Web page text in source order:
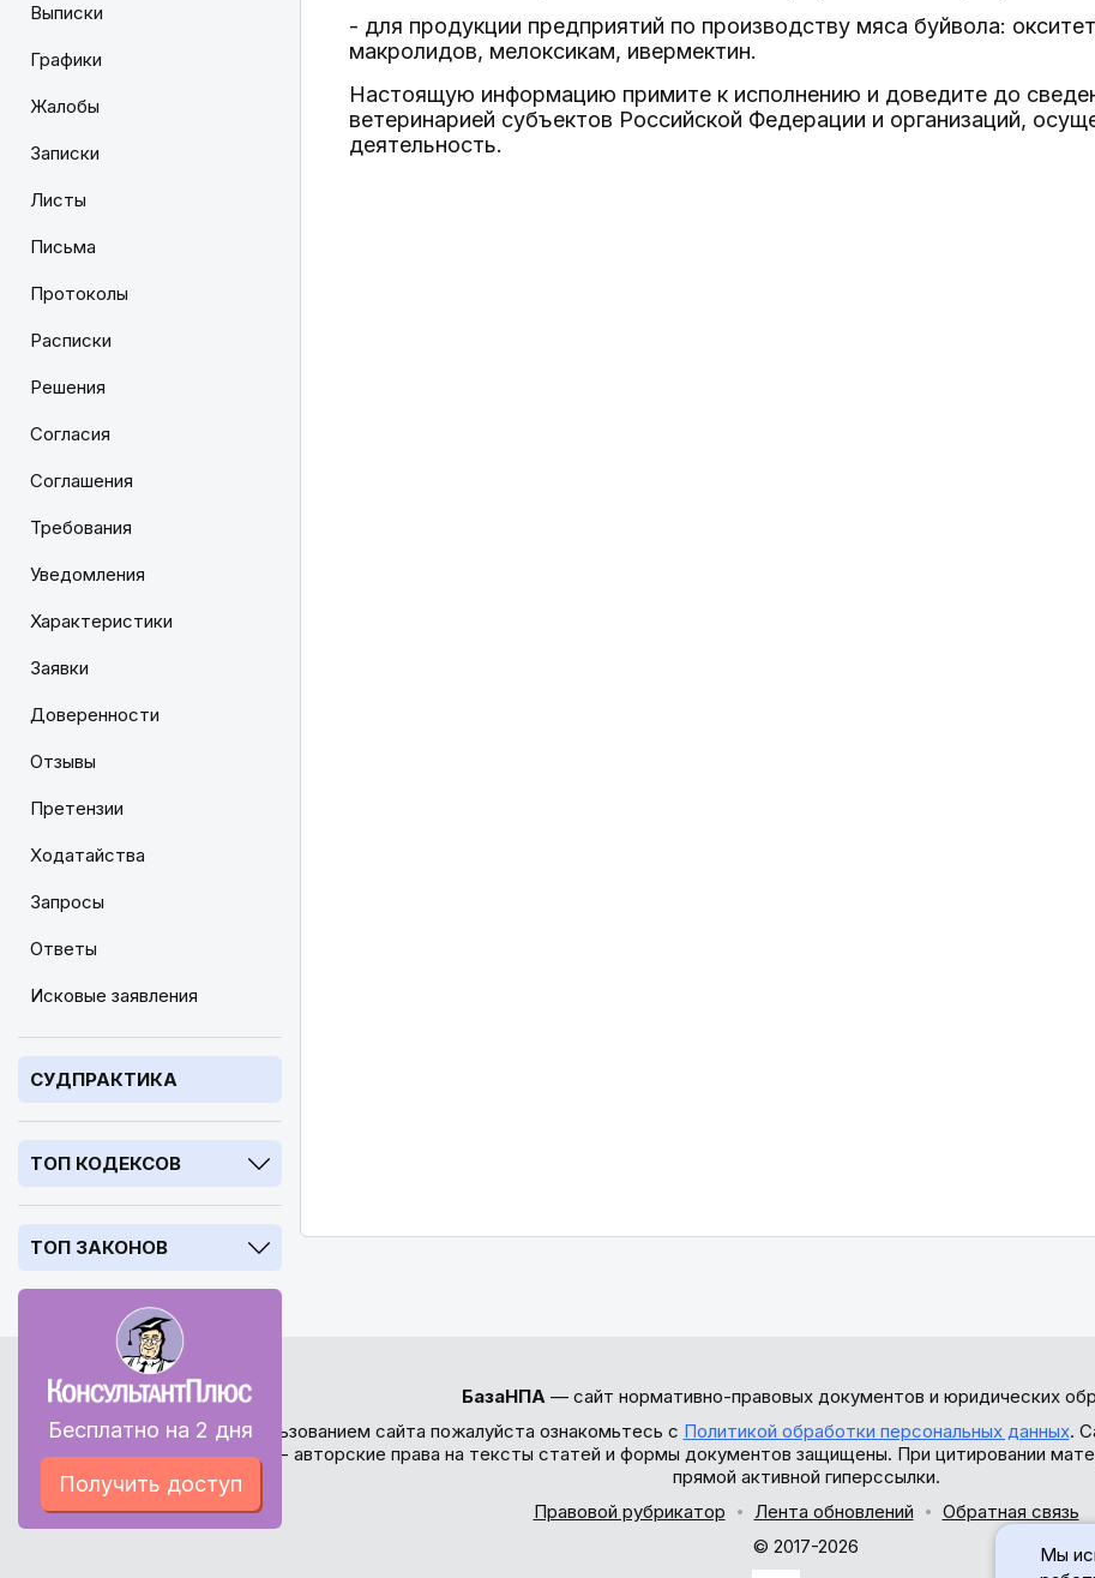
Выписки
Графики
Жалобы
Записки
Листы
Письма
Протоколы
Расписки
Решения
Согласия
Соглашения
Требования
Уведомления
Характеристики
Заявки
Доверенности
Отзывы
Претензии
Ходатайства
Запросы
Ответы
Исковые заявления
СУДПРАКТИКА
ТОП КОДЕКСОВ
ТОП ЗАКОНОВ
Бесплатно на 2 дня
Получить доступ
- для продукции предприятий по производству мяса буйвола:
макролидов, мелоксикам, ивермектин.
Настоящую информацию примите к исполнению и доведите до
ветеринарией субъектов Российской Федерации и организаций,
деятельность.
БазаНПА— сайт нормативно-правовых документов и юридических
Перед использованием сайта пожалуйста ознакомьтесь с Политикой обработки персональных данных.
внимание - авторские права на тексты статей и формы документов защищены. При цитировании
прямой активной гиперссылки.
Правовой рубрикатор
Лента обновлений
Обратная связь
© 2017-2026
Мы